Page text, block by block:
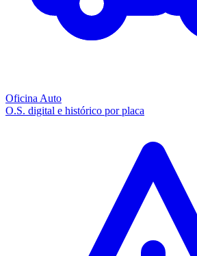
Oficina Auto
O.S. digital e histórico por placa